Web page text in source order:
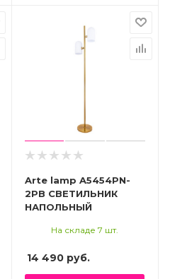
Arte lamp A5454PN-
2PB СВЕТИЛЬНИК
НАПОЛЬНЫЙ
На складе 7 шт.
14 490руб.